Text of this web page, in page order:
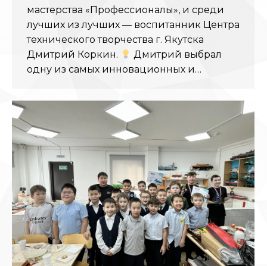
мастерства «Профессионалы», и среди
лучших из лучших — воспитанник Центра
технического творчества г. Якутска
Дмитрий Коркин.
Дмитрий выбрал
одну из самых инновационных и…